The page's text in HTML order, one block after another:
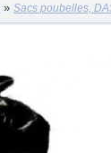
» Sacs poubelles,